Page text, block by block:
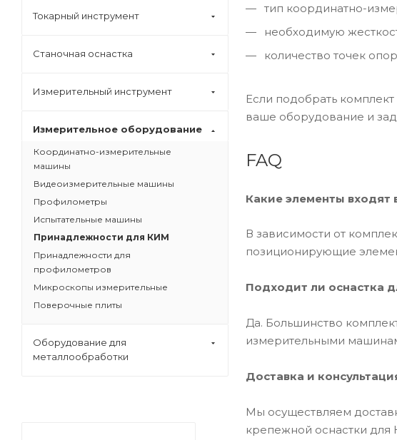
тип координатно-
необходимую
количество точек
Если подобрать
ваше оборудование и
FAQ
Какие элементы входят
В зависимости от
позиционирующие
Подходит ли оснастка
Да. Большинство
измерительными
Доставка и
Мы осуществляем
крепежной оснастки для
Токарный инструмент
Станочная оснастка
Измерительный инструмент
Измерительное оборудование
Координатно-измерительные
машины
Видеоизмерительные машины
Профилометры
Испытательные машины
Принадлежности для КИМ
Принадлежности для
профилометров
Микроскопы измерительные
Поверочные плиты
Оборудование для
металлообработки